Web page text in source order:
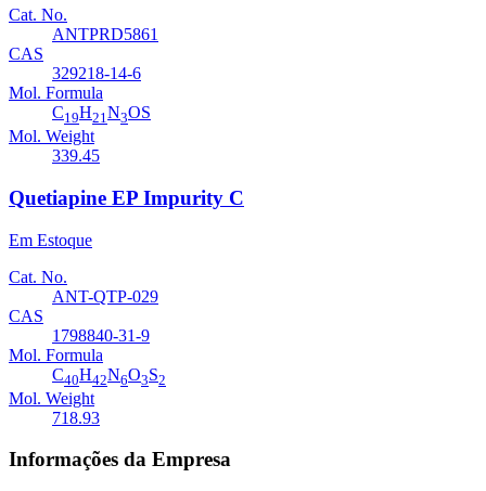
Cat. No.
ANTPRD5861
CAS
329218-14-6
Mol. Formula
C19H21N3OS
Mol. Weight
339.45
Quetiapine EP Impurity C
Em Estoque
Cat. No.
ANT-QTP-029
CAS
1798840-31-9
Mol. Formula
C40H42N6O3S2
Mol. Weight
718.93
Informações da Empresa